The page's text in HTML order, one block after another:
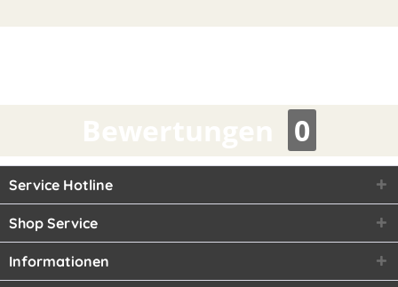
0
Service Hotline
Shop Service
Informationen